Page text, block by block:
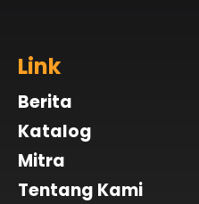
Link
Berita
Katalog
Mitra
Tentang Kami